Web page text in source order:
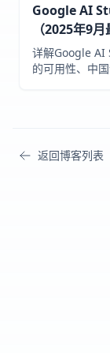
Google AI
（2025年9月
详解Google AI
的可用性、中
返回博客列表